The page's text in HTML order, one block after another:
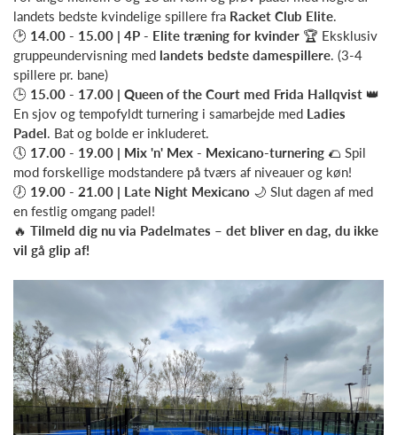
landets bedste kvindelige spillere fra Racket Club Elite.
🕑 14.00 - 15.00 | 4P - Elite træning for kvinder 🏆 Eksklusiv
gruppeundervisning med landets bedste damespillere. (3-4
spillere pr. bane)
🕒 15.00 - 17.00 | Queen of the Court med Frida Hallqvist 👑
En sjov og tempofyldt turnering i samarbejde med Ladies
Padel. Bat og bolde er inkluderet.
🕔 17.00 - 19.00 | Mix 'n' Mex - Mexicano-turnering 🌮 Spil
mod forskellige modstandere på tværs af niveauer og køn!
🕖 19.00 - 21.00 | Late Night Mexicano 🌙 Slut dagen af med
en festlig omgang padel!
🔥 Tilmeld dig nu via Padelmates – det bliver en dag, du ikke
vil gå glip af!